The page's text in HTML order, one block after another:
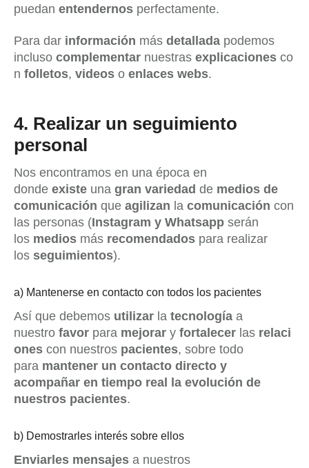
puedan entendernos perfectamente.
Para dar información más detallada podemos
incluso complementar nuestras explicaciones co
n folletos, videos o enlaces webs.
4. Realizar un seguimiento
personal
Nos encontramos en una época en
donde existe una gran variedad de medios de
comunicación que agilizan la comunicación con
las personas (Instagram y Whatsapp serán
los medios más recomendados para realizar
los seguimientos).
a) Mantenerse en contacto con todos los pacientes
Así que debemos utilizar la tecnología a
nuestro favor para mejorar y fortalecer las relaci
ones con nuestros pacientes, sobre todo
para mantener un contacto directo y
acompañar en tiempo real la evolución de
nuestros pacientes.
b) Demostrarles interés sobre ellos
Enviarles mensajes a nuestros